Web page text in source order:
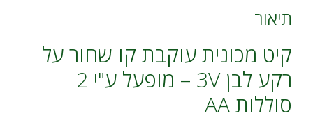
3V
-
ע"י
2
סוללות
AA
תיאור
קיט מכונית עוקבת קו שחור על
רקע לבן 3V – מופעל ע"י 2
סוללות AA